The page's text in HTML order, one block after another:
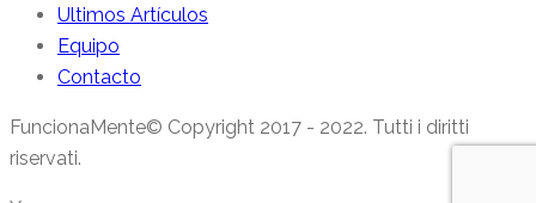
Ultimos Artículos
Equipo
Contacto
FuncionaMente© Copyright 2017 - 2022. Tutti i diritti
riservati.